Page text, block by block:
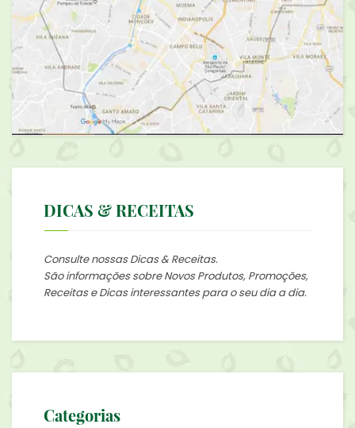
DICAS & RECEITAS
Consulte nossas Dicas & Receitas.
São informações sobre Novos Produtos, Promoções,
Receitas e Dicas interessantes para o seu dia a dia.
Categorias